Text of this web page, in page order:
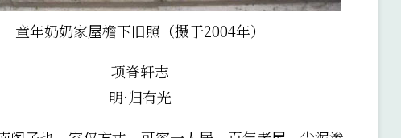
童年奶奶家屋檐下旧照（摄于2004年）
项脊轩志
明·归有光